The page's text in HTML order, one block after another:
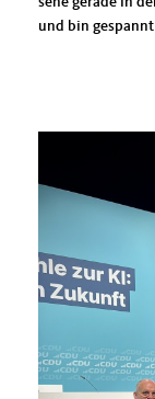
und bin